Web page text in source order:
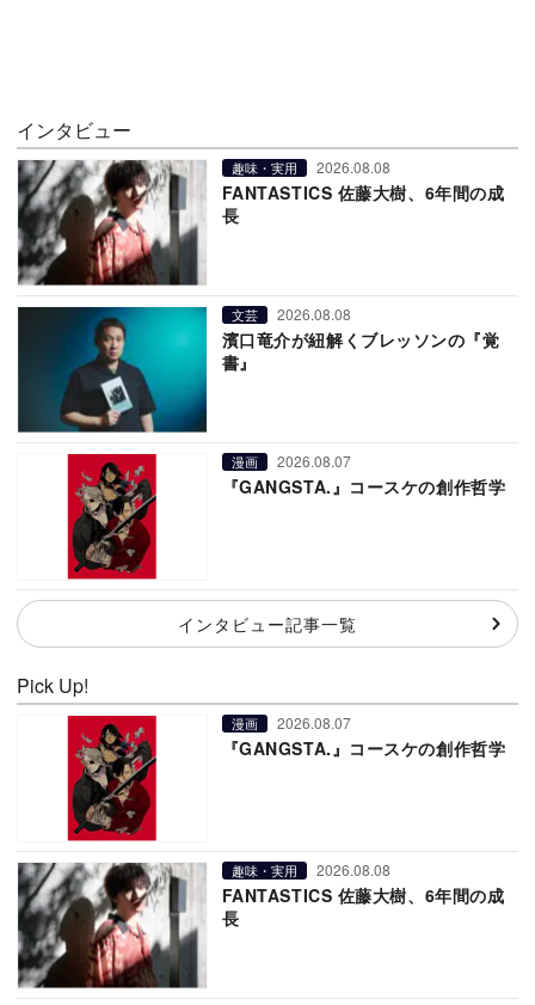
インタビュー
趣味・実用 2026.08.08
FANTASTICS 佐藤大樹、6年間の成
長
文芸 2026.08.08
濱口竜介が紐解くブレッソンの『覚
書』
漫画 2026.08.07
『GANGSTA.』コースケの創作哲学
インタビュー記事一覧
Pick Up!
漫画 2026.08.07
『GANGSTA.』コースケの創作哲学
趣味・実用 2026.08.08
FANTASTICS 佐藤大樹、6年間の成
長